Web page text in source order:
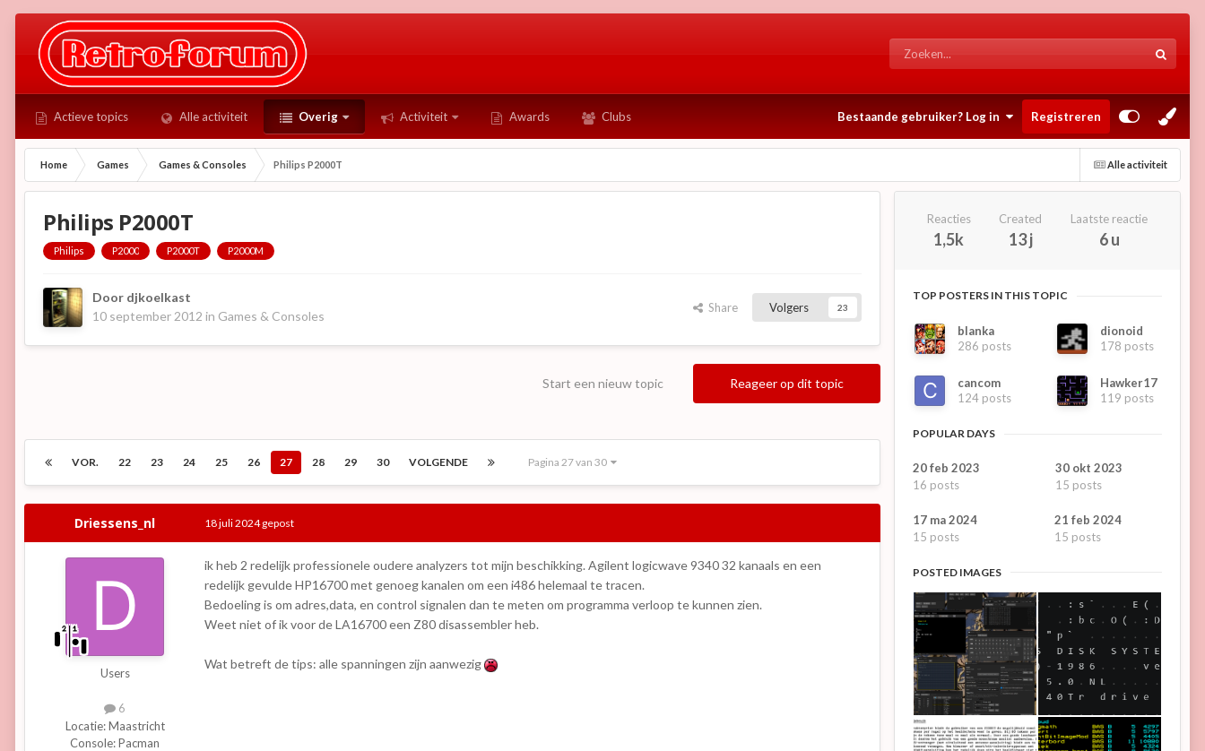
Actieve topics Alle activiteit Overig Activiteit Awards Clubs Bestaande gebruiker? Log in Registreren
Alle activiteit
Home Games Games & Consoles Philips P2000T
Philips P2000T
Philips P2000 P2000T P2000M
Door djkoelkast
10 september 2012 in Games & Consoles
Share Volgers 23
Reageer op dit topic
Start een nieuw topic
VOR. 22 23 24 25 26 27 28 29 30 VOLGENDE Pagina 27 van 30
Driessens_nl
Users
6
Locatie:Maastricht
Console:Pacman
18 juli 2024gepost
ik heb 2 redelijk professionele oudere analyzers tot mijn beschikking. Agilent logicwave 9340 32 kanaals en een
redelijk gevulde HP16700 met genoeg kanalen om een i486 helemaal te tracen.
Bedoeling is om adres,data, en control signalen dan te meten om programma verloop te kunnen zien.
Weet niet of ik voor de LA16700 een Z80 disassembler heb.
Wat betreft de tips: alle spanningen zijn aanwezig
Reacties
1,5k
Created
13 j
Laatste reactie
6 u
TOP POSTERS IN THIS TOPIC
blanka
286 posts
dionoid
178 posts
cancom
124 posts
Hawker17
119 posts
POPULAR DAYS
20 feb 2023
16 posts
30 okt 2023
15 posts
17 ma 2024
15 posts
21 feb 2024
15 posts
POSTED IMAGES